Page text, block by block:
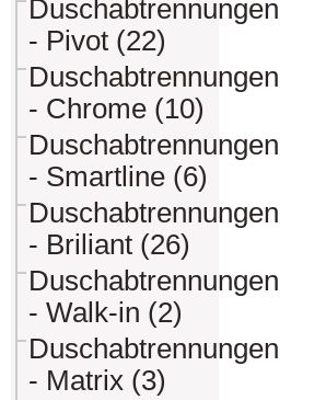
Duschabtrennungen
- Pivot (22)
Duschabtrennungen
- Chrome (10)
Duschabtrennungen
- Smartline (6)
Duschabtrennungen
- Briliant (26)
Duschabtrennungen
- Walk-in (2)
Duschabtrennungen
- Matrix (3)